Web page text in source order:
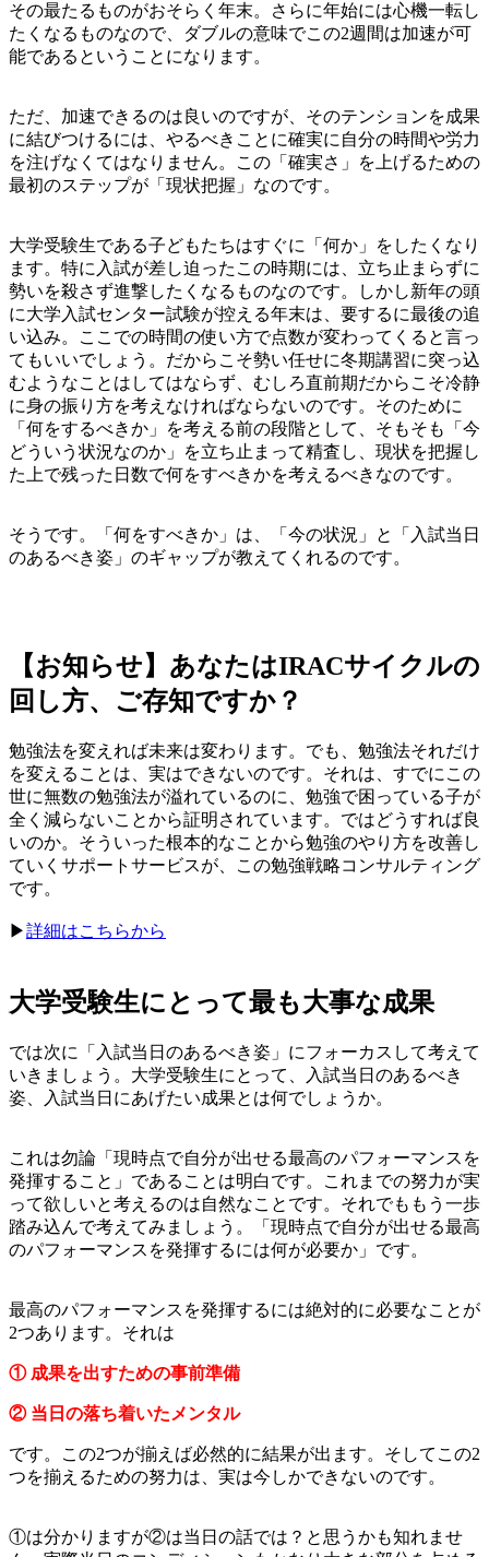
その最たるものがおそらく年末。さらに年始には心機一転し
たくなるものなので、ダブルの意味でこの2週間は加速が可
能であるということになります。
ただ、加速できるのは良いのですが、そのテンションを成果
に結びつけるには、やるべきことに確実に自分の時間や労力
を注げなくてはなりません。この「確実さ」を上げるための
最初のステップが「現状把握」なのです。
大学受験生である子どもたちはすぐに「何か」をしたくなり
ます。特に入試が差し迫ったこの時期には、立ち止まらずに
勢いを殺さず進撃したくなるものなのです。しかし新年の頭
に大学入試センター試験が控える年末は、要するに最後の追
い込み。ここでの時間の使い方で点数が変わってくると言っ
てもいいでしょう。だからこそ勢い任せに冬期講習に突っ込
むようなことはしてはならず、むしろ直前期だからこそ冷静
に身の振り方を考えなければならないのです。そのために
「何をするべきか」を考える前の段階として、そもそも「今
どういう状況なのか」を立ち止まって精査し、現状を把握し
た上で残った日数で何をすべきかを考えるべきなのです。
そうです。「何をすべきか」は、「今の状況」と「入試当日
のあるべき姿」のギャップが教えてくれるのです。
【お知らせ】あなたはIRACサイクルの
回し方、ご存知ですか？
勉強法を変えれば未来は変わります。でも、勉強法それだけ
を変えることは、実はできないのです。それは、すでにこの
世に無数の勉強法が溢れているのに、勉強で困っている子が
全く減らないことから証明されています。ではどうすれば良
いのか。そういった根本的なことから勉強のやり方を改善し
ていくサポートサービスが、この勉強戦略コンサルティング
です。
▶︎詳細はこちらから
大学受験生にとって最も大事な成果
では次に「入試当日のあるべき姿」にフォーカスして考えて
いきましょう。大学受験生にとって、入試当日のあるべき
姿、入試当日にあげたい成果とは何でしょうか。
これは勿論「現時点で自分が出せる最高のパフォーマンスを
発揮すること」であることは明白です。これまでの努力が実
って欲しいと考えるのは自然なことです。それでももう一歩
踏み込んで考えてみましょう。「現時点で自分が出せる最高
のパフォーマンスを発揮するには何が必要か」です。
最高のパフォーマンスを発揮するには絶対的に必要なことが
2つあります。それは
① 成果を出すための事前準備
② 当日の落ち着いたメンタル
です。この2つが揃えば必然的に結果が出ます。そしてこの2
つを揃えるための努力は、実は今しかできないのです。
①は分かりますが②は当日の話では？と思うかも知れませ